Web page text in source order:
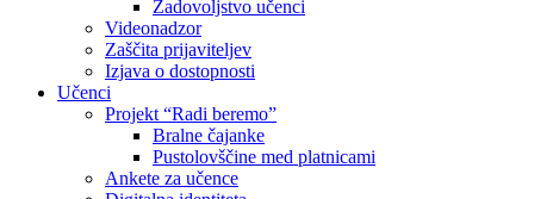
Zadovoljstvo učenci
Videonadzor
Zaščita prijaviteljev
Izjava o dostopnosti
Učenci
Projekt “Radi beremo”
Bralne čajanke
Pustolovščine med platnicami
Ankete za učence